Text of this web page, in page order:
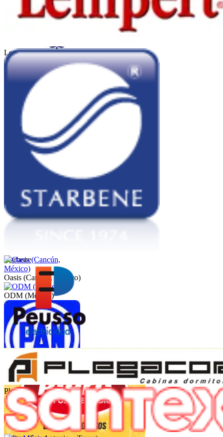
Kadicard
Sheraton Córdoba
Lempert
Starbene
Oasis (Cancún, México)
ODM (México)
PAN (México)
Peusso
Plegacor